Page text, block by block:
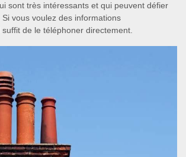
sont très intéressants et qui peuvent défier
vous voulez des informations
de le téléphoner directement.